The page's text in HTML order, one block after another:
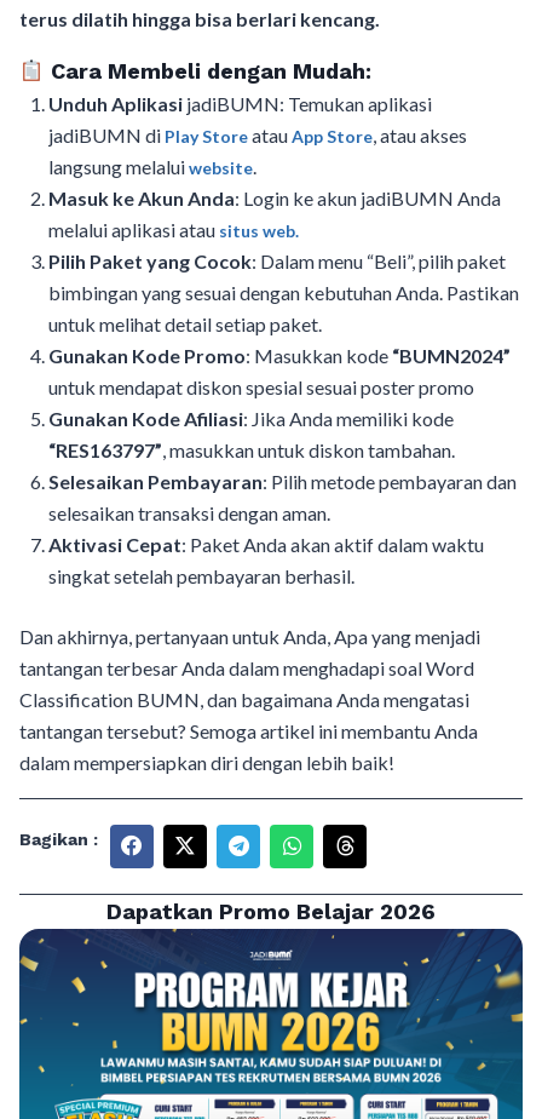
terus dilatih hingga bisa berlari kencang.
Cara Membeli dengan Mudah:
Unduh Aplikasi jadiBUMN: Temukan aplikasi
jadiBUMN di Play StoreatauApp Store, atau akses
langsung melaluiwebsite.
Masuk ke Akun Anda: Login ke akun jadiBUMN Anda
melalui aplikasi atau situs web.
Pilih Paket yang Cocok: Dalam menu “Beli”, pilih paket
bimbingan yang sesuai dengan kebutuhan Anda. Pastikan
untuk melihat detail setiap paket.
Gunakan Kode Promo: Masukkan kode “BUMN2024”
untuk mendapat diskon spesial sesuai poster promo
Gunakan Kode Afiliasi: Jika Anda memiliki kode
“RES163797”, masukkan untuk diskon tambahan.
Selesaikan Pembayaran: Pilih metode pembayaran dan
selesaikan transaksi dengan aman.
Aktivasi Cepat: Paket Anda akan aktif dalam waktu
singkat setelah pembayaran berhasil.
Dan akhirnya, pertanyaan untuk Anda, Apa yang menjadi
tantangan terbesar Anda dalam menghadapi soal Word
Classification BUMN, dan bagaimana Anda mengatasi
tantangan tersebut? Semoga artikel ini membantu Anda
dalam mempersiapkan diri dengan lebih baik!
Bagikan :
Dapatkan Promo Belajar 2026